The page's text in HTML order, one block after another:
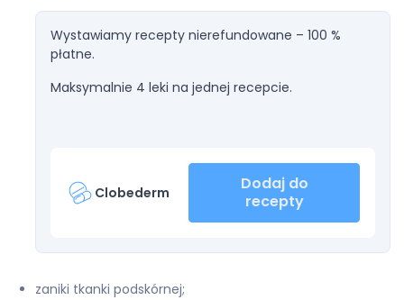
Wystawiamy recepty nierefundowane – 100 %
płatne.
Maksymalnie 4 leki na jednej recepcie.
Clobederm
Dodaj do
recepty
zaniki tkanki podskórnej;